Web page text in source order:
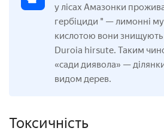
у лісах Амазонки
гербіциди " — лимонні
кислотою вони знищують
Duroia hirsute. Таким
«сади диявола» —
видом дерев.
Токсичність